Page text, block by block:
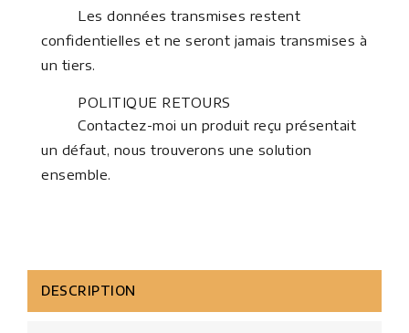
Les données transmises restent
confidentielles et ne seront jamais transmises à
un tiers.
POLITIQUE RETOURS
Contactez-moi un produit reçu présentait
un défaut, nous trouverons une solution
ensemble.
DESCRIPTION